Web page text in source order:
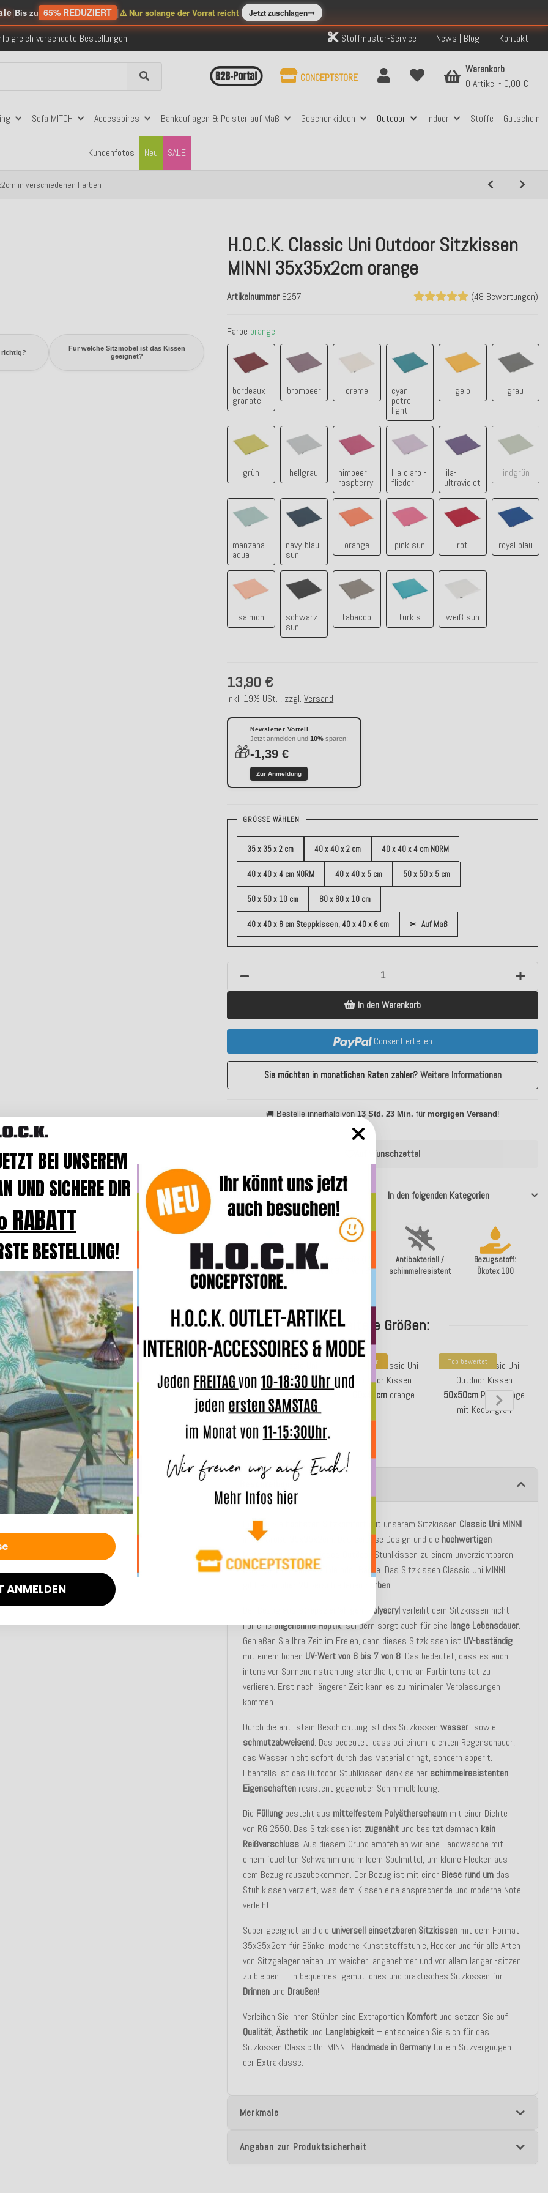
|Bis zu 65% REDUZIERT |⚠️ Nur solange der Vorrat reicht Jetzt zuschlagen➞
Deutschlands ab 99€ Bestellwert
versendete Bestellungen
Klarna, PayPal & Amazon Pay
Klarna, PayPal & Amazon Pay
Stoffmuster-Service News | Blog Kontakt
Sofa MITCH Accessoires Bankauflagen & Polster auf Maß Geschenkideen Outdoor Indoor Stoffe Gutschein
Kundenfotos SALE
Neu
CONCEPTSTORE
Warenkorb
0 Artikel
0,00 €
in verschiedenen Farben
richtig?
Für welche Sitzmöbel ist das Kissen
geeignet?
H.O.C.K. Classic Uni Outdoor Sitzkissen
MINNI 35x35x2cm orange
(48 Bewertungen)
Artikelnummer 8257
Wasser- und
schmutzabweisend
UV-beständig (UV-
Wert 6 - 7 von 8)
Antibakteriell /
schimmelresistent
Bezugsstoff:
Ökotex 100
GTIN 4001537082572 In den folgenden Kategorien
Farbe orange
bordeaux
granate
bordeaux granate
brombeer
brombeer
creme
creme
cyan
petrol
light
cyan petrol light
gelb
gelb
grau
grau
grün
grün
hellgrau
hellgrau
himbeer
raspberry
himbeer raspberry
lila claro -
flieder
lila claro - flieder
lila-
ultraviolet
lila-ultraviolet
lindgrün
lindgrün
manzana
aqua
manzana aqua
navy-blau
sun
navy-blau sun
orange
orange
pink sun
pink sun
rot
rot
royal blau
royal
salmon
salmon
schwarz
sun
schwarz sun
tabacco
tabacco
türkis
türkis
weiß sun
13,90 €
inkl. 19% USt. , zzgl.Versand
🎁
Newsletter Vorteil
Jetzt anmelden und10% sparen:
-1,39 €
Zur Anmeldung
Auf Wunschzettel
GRÖSSE WÄHLEN
35 x 35 x 2 cm 40 x 40 x 2 cm 40 x 40 x 4 cm NORM
40 x 40 x 4 cm NORM 40 x 40 x 5 cm 50 x 50 x 5 cm
50 x 50 x 10 cm 60 x 60 x 10 cm
40 x 40 x 6 cm Steppkissen, 40 x 40 x 6 cm ✂ Auf Maß
In den Warenkorb
Consent erteilen
Sie möchten in monatlichen Raten zahlen?Weitere Informationen
🚚 Bestelle innerhalb von 13 Std. 23 Min. für morgigen Versand !
weitere Größen:
Outdoor
50x50x10cmorange
Bestseller
H.O.C.K. Classic Uni
Outdoor Kissen
60x40cmorange
Top bewertet
H.O.C.K. Classic Uni
Outdoor Kissen
50x50cm PIPE orange
mit Keder grün
Beschreibung
Erleben Sie mit unserem Sitzkissen Classic Uni MINNI
in der Größe
. Das zeitlose Design und die hochwertigen
machen dieses Outdoor-Stuhlkissen zu einem unverzichtbaren
Accessoire für Ihre Stühle oder Bänke. Das Sitzkissen Classic Uni MINNI
Farben.
strapazierfähigem Polyacrylverleiht dem Sitzkissen nicht
nur eineangenehme Haptik, sondern sorgt auch für eine lange Lebensdauer.
Genießen Sie Ihre Zeit im Freien, denn dieses Sitzkissen ist UV-beständig
mit einem hohen UV-Wert von 6 bis 7 von 8. Das bedeutet, dass es auch
intensiver Sonneneinstrahlung standhält, ohne an Farbintensität zu
verlieren. Erst nach längerer Zeit kann es zu minimalen Verblassungen
kommen.
Durch die anti-stain Beschichtung ist das Sitzkissenwasser- sowie
schmutzabweisend. Das bedeutet, dass bei einem leichten Regenschauer,
das Wasser nicht sofort durch das Material dringt, sondern abperlt.
Ebenfalls ist das Outdoor-Stuhlkissen dank seiner schimmelresistenten
Eigenschaften resistent gegenüber Schimmelbildung.
Die Füllung besteht aus mittelfestem Polyätherschaum mit einer Dichte
von RG 2550. Das Sitzkissen ist zugenäht und besitzt demnach kein
Reißverschluss. Aus diesem Grund empfehlen wir eine Handwäsche mit
einem feuchten Schwamm und mildem Spülmittel, um kleine Flecken aus
dem Bezug rauszubekommen. Der Bezug ist mit einer Biese rund um das
Stuhlkissen verziert, was dem Kissen eine ansprechende und moderne Note
verleiht.
Super geeignet sind die universell einsetzbaren Sitzkissen mit dem Format
35x35x2cm für Bänke, moderne Kunststoffstühle, Hocker und für alle Arten
von Sitzgelegenheiten um weicher, angenehmer und vor allem länger -sitzen
zu bleiben-! Ein bequemes, gemütliches und praktisches Sitzkissen für
Drinnen und Draußen!
Verleihen Sie Ihren Stühlen eine Extraportion Komfort und setzen Sie auf
Qualität,Ästhetikund Langlebigkeit– entscheiden Sie sich für das
Sitzkissen Classic Uni MINNI. Handmade in Germanyfür ein Sitzvergnügen
der Extraklasse.
Merkmale
Angaben zur Produktsicherheit
BEI UNSEREM
UND SICHERE DIR
BESTELLUNG!
ANMELDEN